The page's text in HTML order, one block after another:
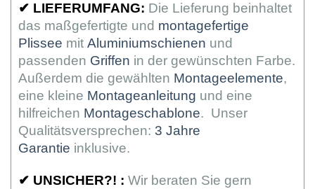
✔ LIEFERUMFANG: Die Lieferung beinhaltet
das maßgefertigte und montagefertige
Plissee mit Aluminiumschienen und
passenden Griffen in der gewünschten Farbe.
Außerdem die gewählten Montageelemente,
eine kleine Montageanleitung und eine
hilfreichen Montageschablone. Unser
Qualitätsversprechen: 3 Jahre
Garantie inklusive.
✔ UNSICHER?! : Wir beraten Sie gern